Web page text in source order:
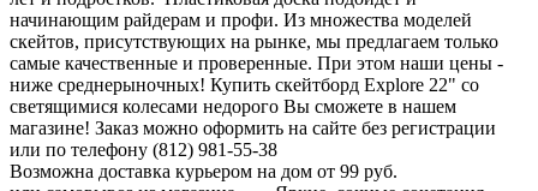
начинающим райдерам и профи. Из множества моделей
скейтов, присутствующих на рынке, мы предлагаем только
самые качественные и проверенные. При этом наши цены -
ниже среднерыночных! Купить скейтборд Explore 22" со
светящимися колесами недорого Вы сможете в нашем
магазине! Заказ можно оформить на сайте без регистрации
или по телефону (812) 981-55-38
Возможна доставка курьером на дом от 99 руб.